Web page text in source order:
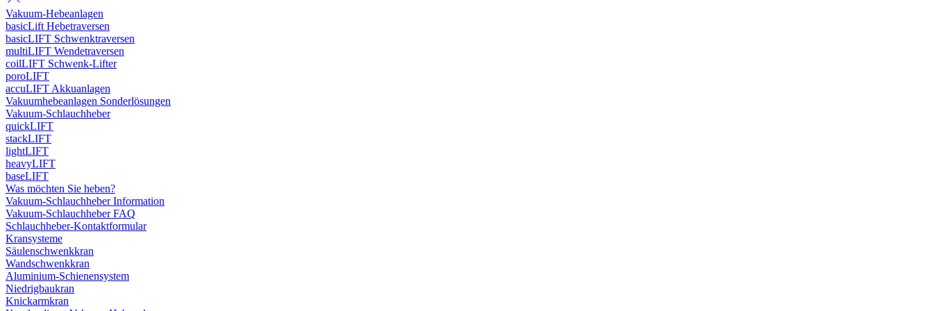
Vakuum-Hebeanlagen
basicLift Hebetraversen
basicLIFT Schwenktraversen
multiLIFT Wendetraversen
coilLIFT Schwenk-Lifter
poroLIFT
accuLIFT Akkuanlagen
Vakuumhebeanlagen Sonderlösungen
Vakuum-Schlauchheber
quickLIFT
stackLIFT
lightLIFT
heavyLIFT
baseLIFT
Was möchten Sie heben?
Vakuum-Schlauchheber Information
Vakuum-Schlauchheber FAQ
Schlauchheber-Kontaktformular
Kransysteme
Säulenschwenkkran
Wandschwenkkran
Aluminium-Schienensystem
Niedrigbaukran
Knickarmkran